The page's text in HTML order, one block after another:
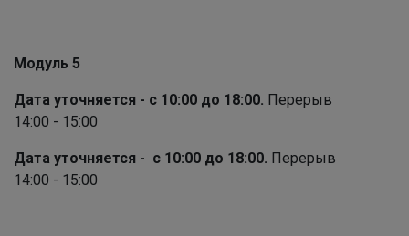
Модуль 5
Дата уточняется - с 10:00 до 18:00. Перерыв
14:00 - 15:00
Дата уточняется - с 10:00 до 18:00. Перерыв
14:00 - 15:00